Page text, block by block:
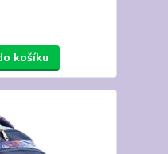
košíku